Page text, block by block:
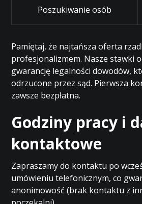
Poszukiwanie osób
Pamiętaj, że najtańsza oferta
profesjonalizmem. Nasze stawki
gwarancję legalności dowodów,
odrzucone przez sąd. Pierwsza
zawsze bezpłatna.
Godziny pracy i
kontaktowe
Zapraszamy do kontaktu po
umówieniu telefonicznym, co
anonimowość (brak kontaktu z